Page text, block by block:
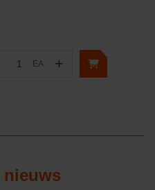
EA +